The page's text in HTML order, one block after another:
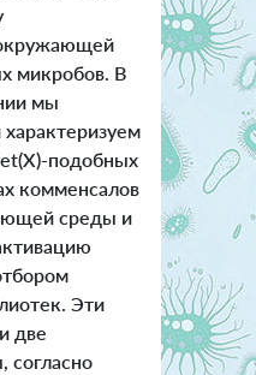
микробов. В
мы
подобных
комменсалов
среды и
Эти
две
согласно